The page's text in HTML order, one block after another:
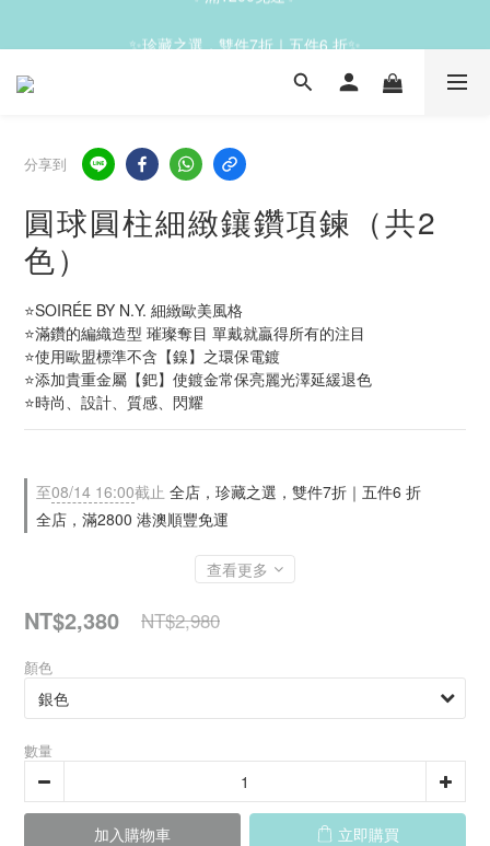
分享到
圓球圓柱細緻鑲鑽項鍊（共2
色）
⭐SOIRÉE BY N.Y. 細緻歐美風格
⭐滿鑽的編織造型 璀璨奪目 單戴就贏得所有的注目
⭐使用歐盟標準不含【鎳】之環保電鍍
⭐添加貴重金屬【鈀】使鍍金常保亮麗光澤延緩退色
⭐時尚、設計、質感、閃耀
至08/14 16:00截止 全店，珍藏之選，雙件7折｜五件6 折
全店，滿2800 港澳順豐免運
查看更多
NT$2,380 NT$2,980
顏色
數量
加入購物車 立即購買